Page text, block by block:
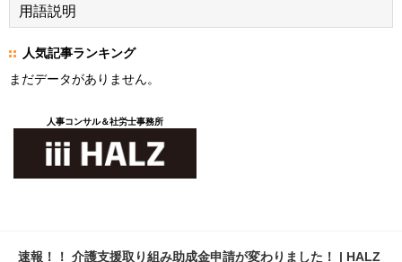
用語説明
人気記事ランキング
まだデータがありません。
人事コンサル＆社労士事務所
速報！！ 介護支援取り組み助成金申請が変わりました！ | HALZ